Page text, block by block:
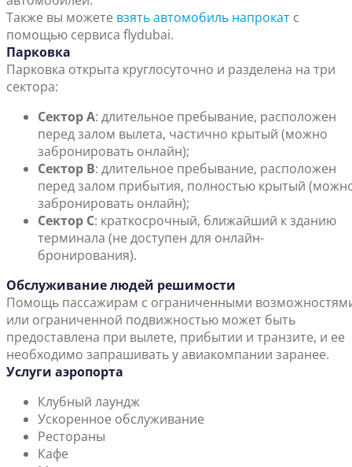
Также вы можете взять автомобиль напрокат с
помощью сервиса flydubai.
Парковка
Парковка открыта круглосуточно и разделена на три
сектора:
Сектор А: длительное пребывание, расположен
перед залом вылета, частично крытый (можно
забронировать онлайн);
Сектор B: длительное пребывание, расположен
перед залом прибытия, полностью крытый
забронировать онлайн);
Сектор C: краткосрочный, ближайший к зданию
терминала (не доступен для онлайн-
бронирования).
Обслуживание людей решимости
Помощь пассажирам с ограниченными
или ограниченной подвижностью может быть
предоставлена при вылете, прибытии и транзите, и ее
необходимо запрашивать у авиакомпании заранее.
Услуги аэропорта
Клубный лаундж
Ускоренное обслуживание
Рестораны
Кафе